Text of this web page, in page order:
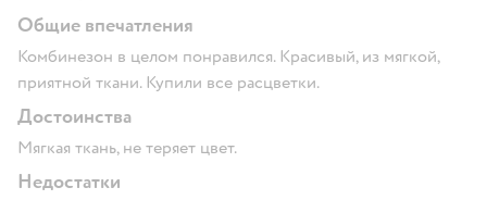
Общие впечатления
Комбинезон в целом понравился. Красивый, из мягкой,
приятной ткани. Купили все расцветки.
Достоинства
Мягкая ткань, не теряет цвет.
Недостатки